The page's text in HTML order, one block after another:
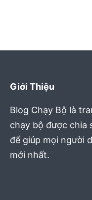
Giới Thiệu
Blog Chạy Bộ là
chạy bộ được chia
để giúp mọi người
mới nhất.